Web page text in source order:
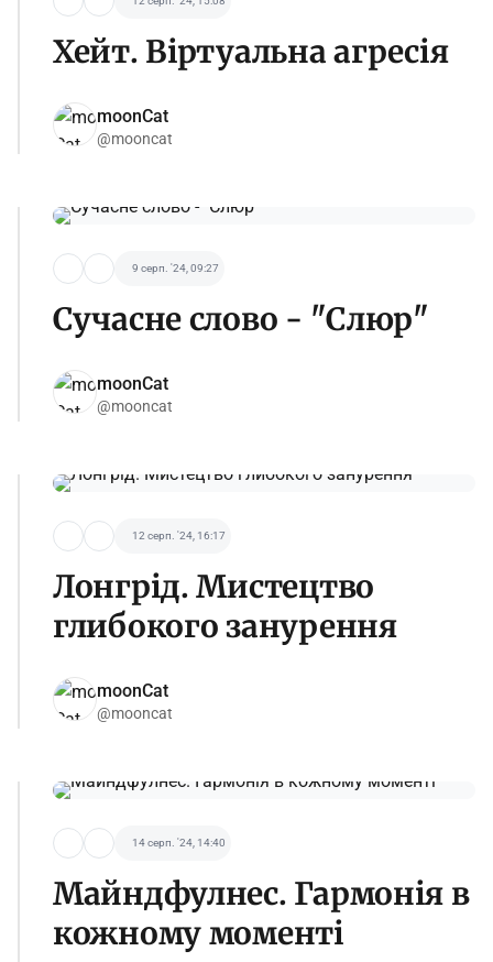
Хейт. Віртуальна агресія
moonCat
@mooncat
9 серп. '24, 09:27
Сучасне слово - "Слюр"
moonCat
@mooncat
12 серп. '24, 16:17
Лонгрід. Мистецтво
глибокого занурення
moonCat
@mooncat
14 серп. '24, 14:40
Майндфулнес. Гармонія в
кожному моменті